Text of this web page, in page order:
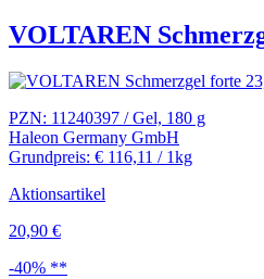
VOLTAREN
PZN: 11240397 / Gel, 180 g
Haleon Germany GmbH
Grundpreis: € 116,11 / 1kg
Aktionsartikel
20,90 €
-40% **